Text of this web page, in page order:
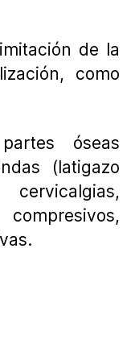
de la
como
óseas
(latigazo